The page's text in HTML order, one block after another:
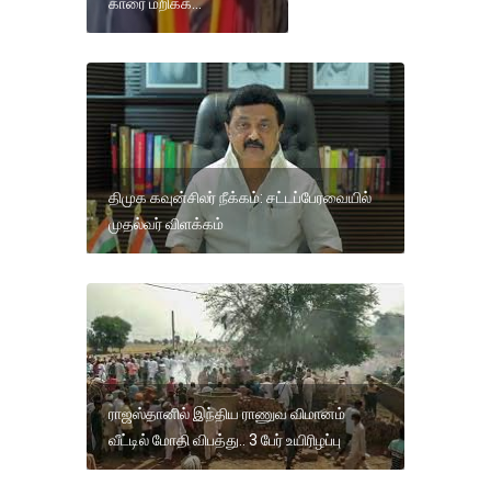
திமுக கவுன்சிலர் நீக்கம்: சட்டப்பேரவையில்
முதல்வர் விளக்கம்
ராஜஸ்தானில் இந்திய ராணுவ விமானம்
வீட்டில் மோதி விபத்து.. 3 பேர் உயிரிழப்பு